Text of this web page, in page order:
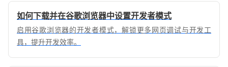
如何下载并在谷歌浏览器中设置开发者模式
启用谷歌浏览器的开发者模式，解锁更多网页调试与开发工
具，提升开发效率。